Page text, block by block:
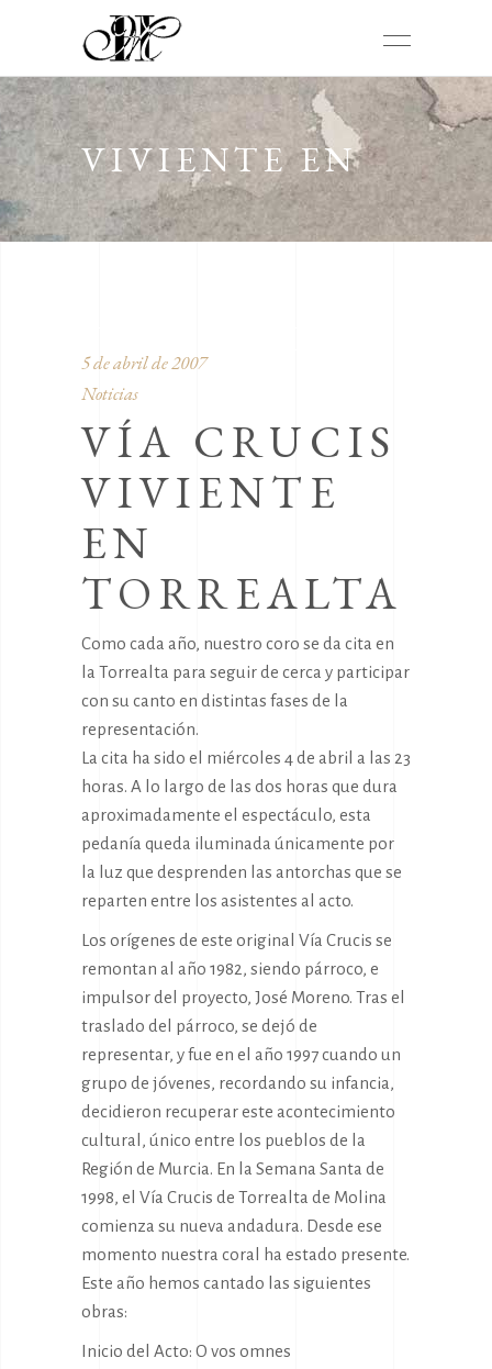
VIVIENTE EN
5 de abril de 2007
Noticias
VÍA CRUCIS
VIVIENTE
EN
TORREALTA
Como cada año, nuestro coro se da cita en
la Torrealta para seguir de cerca y participar
con su canto en distintas fases de la
representación.
La cita ha sido el miércoles 4 de abril a las 23
horas. A lo largo de las dos horas que dura
aproximadamente el espectáculo, esta
pedanía queda iluminada únicamente por
la luz que desprenden las antorchas que se
reparten entre los asistentes al acto.
Los orígenes de este original Vía Crucis se
remontan al año 1982, siendo párroco, e
impulsor del proyecto, José Moreno. Tras el
traslado del párroco, se dejó de
representar, y fue en el año 1997 cuando un
grupo de jóvenes, recordando su infancia,
decidieron recuperar este acontecimiento
cultural, único entre los pueblos de la
Región de Murcia. En la Semana Santa de
1998, el Vía Crucis de Torrealta de Molina
comienza su nueva andadura. Desde ese
momento nuestra coral ha estado presente.
Este año hemos cantado las siguientes
obras:
Inicio del Acto: O vos omnes